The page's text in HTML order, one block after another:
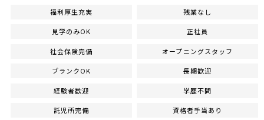
福利厚生充実 残業なし
見学のみOK 正社員
社会保険完備 オープニングスタッフ
ブランクOK 長期歓迎
経験者歓迎 学歴不問
託児所完備 資格者手当あり